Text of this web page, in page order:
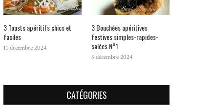
3 Toasts apéritifs chics et
faciles
11 décembre 2024
3 Bouchées apéritives
festives simples-rapides-
salées N°1
3 décembre 2024
CATÉGORIES